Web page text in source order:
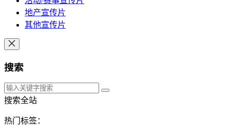
地产宣传片
其他宣传片
搜索
搜索全站
热门标签：